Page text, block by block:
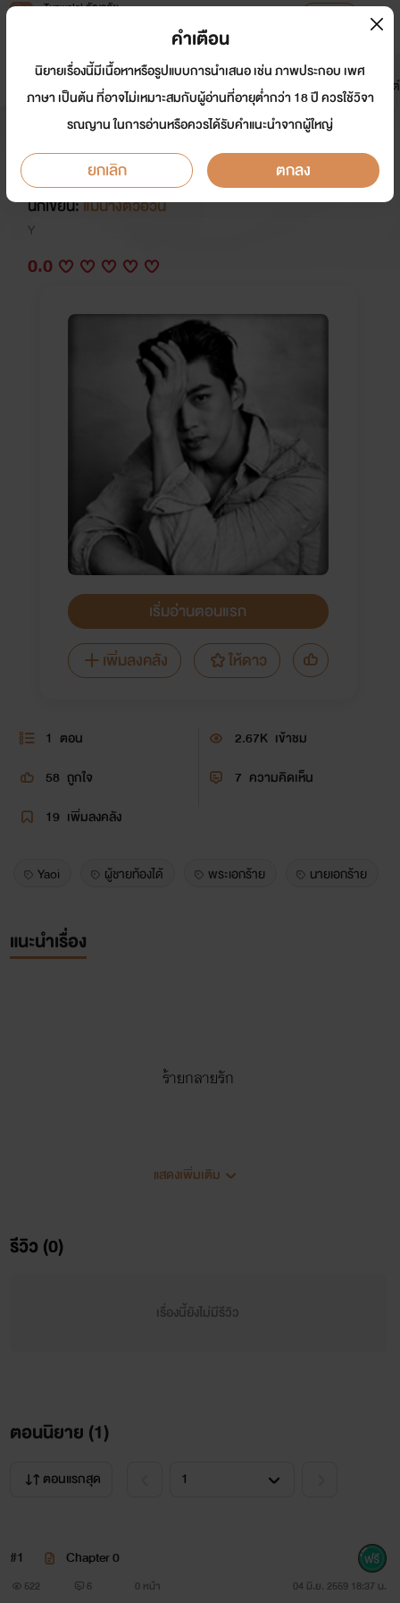
Tunwalai ธัญวลัย
หน้าแรก นิยาย อีบุ๊ก การ์ตูน
มาใหม่
ดรีมแชท ธัญลิสต์
ร้ายกลายรัก (Yaoi,Boy's Love)
นักเขียน:แม่นางตัวอ้วน
Y
0.0
เริ่มอ่านตอนแรก
เพิ่มลงคลัง
ให้ดาว
1 ตอน 2.67K เข้าชม
58 ถูกใจ 7 ความคิดเห็น
19 เพิ่มลงคลัง
Yaoi ผู้ชายท้องได้ พระเอกร้าย นายเอกร้าย
แนะนำเรื่อง
ร้ายกลายรัก
ผู้ชายท้องได้
แสดงเพิ่มเติม
รีวิว (0)
เรื่องนี้ยังไม่มีรีวิว
ตอนนิยาย (1)
ตอนแรกสุด
#1 Chapter 0
522 6 0 หน้า 04 มิ.ย. 2559 18:37 น.
คำเตือน
นิยายเรื่องนี้มีเนื้อหาหรือรูปแบบการนำเสนอ เช่น ภาพประกอบ เพศ
ภาษา เป็นต้น ที่อาจไม่เหมาะสมกับผู้อ่านที่อายุต่ำกว่า 18 ปี ควรใช้วิจา
รณญาน ในการอ่านหรือควรได้รับคำแนะนำจากผู้ใหญ่
ยกเลิก ตกลง